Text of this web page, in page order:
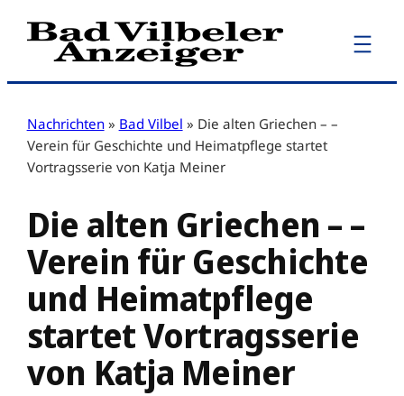
Zum
Inhalt
Nachrichten » Bad Vilbel » Die alten Griechen – –
Verein für Geschichte und Heimatpflege startet
Vortragsserie von Katja Meiner
Die alten Griechen – –
Verein für Geschichte
und Heimatpflege
startet Vortragsserie
von Katja Meiner